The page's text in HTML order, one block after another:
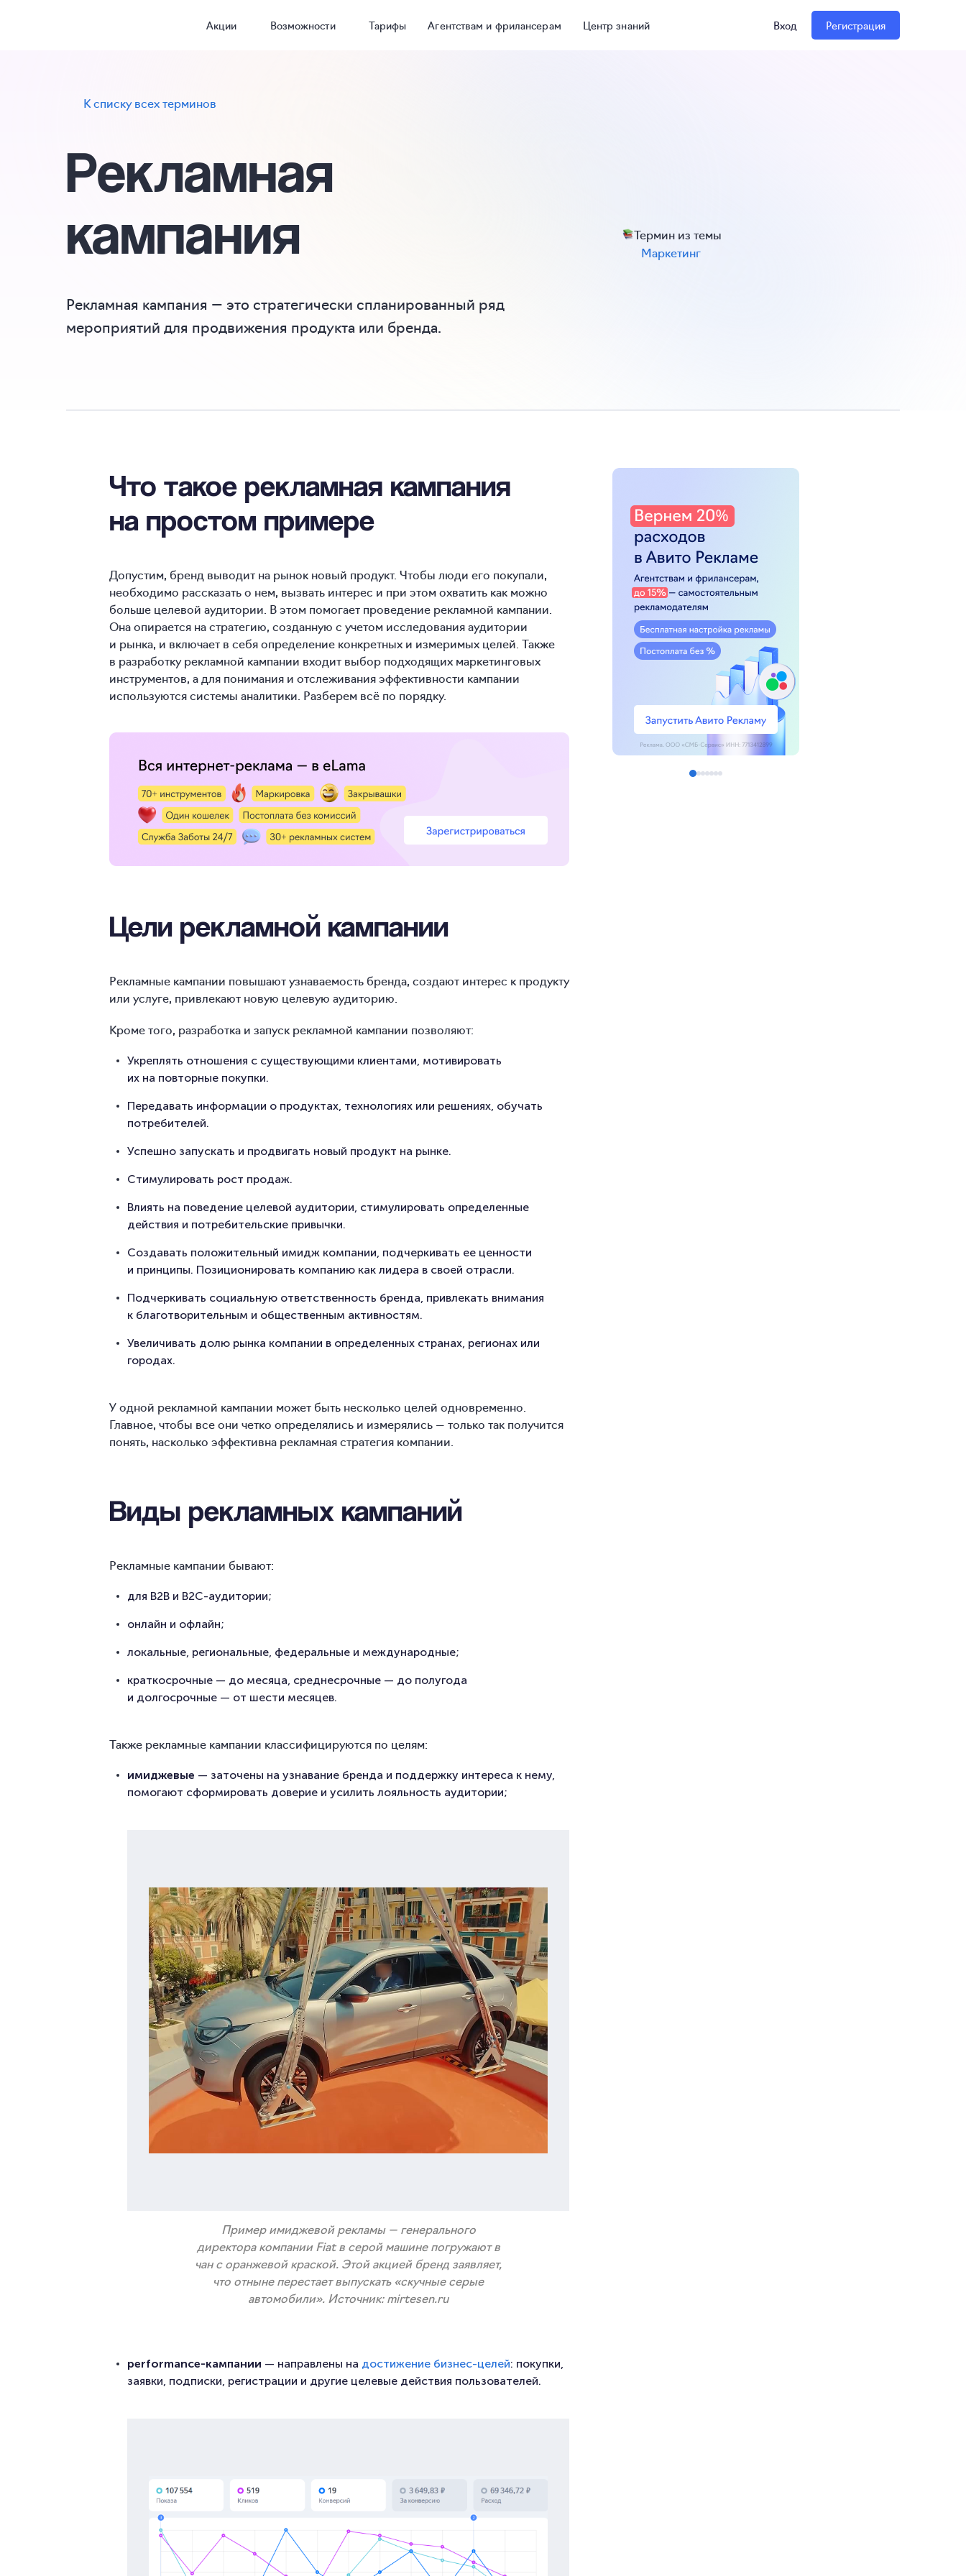
Акции Возможности Тарифы Агентствам и фрилансерам Центр знаний Вход Регистрация
К списку всех терминов
Рекламная
кампания
Термин из темы
Маркетинг
Рекламная кампания — это стратегически спланированный ряд
мероприятий для продвижения продукта или бренда.
Что такое рекламная кампания
на простом примере
Допустим, бренд выводит на рынок новый продукт. Чтобы люди его покупали,
необходимо рассказать о нем, вызвать интерес и при этом охватить как можно
больше целевой аудитории. В этом помогает проведение рекламной кампании.
Она опирается на стратегию, созданную с учетом исследования аудитории
и рынка, и включает в себя определение конкретных и измеримых целей. Также
в разработку рекламной кампании входит выбор подходящих маркетинговых
инструментов, а для понимания и отслеживания эффективности кампании
используются системы аналитики. Разберем всё по порядку.
Цели рекламной кампании
Рекламные кампании повышают узнаваемость бренда, создают интерес к продукту
или услуге, привлекают новую целевую аудиторию.
Кроме того, разработка и запуск рекламной кампании позволяют:
Укреплять отношения с существующими клиентами, мотивировать
их на повторные покупки.
Передавать информации о продуктах, технологиях или решениях, обучать
потребителей.
Успешно запускать и продвигать новый продукт на рынке.
Стимулировать рост продаж.
Влиять на поведение целевой аудитории, стимулировать определенные
действия и потребительские привычки.
Создавать положительный имидж компании, подчеркивать ее ценности
и принципы. Позиционировать компанию как лидера в своей отрасли.
Подчеркивать социальную ответственность бренда, привлекать внимания
к благотворительным и общественным активностям.
Увеличивать долю рынка компании в определенных странах, регионах или
городах.
У одной рекламной кампании может быть несколько целей одновременно.
Главное, чтобы все они четко определялись и измерялись — только так получится
понять, насколько эффективна рекламная стратегия компании.
Виды рекламных кампаний
Рекламные кампании бывают:
для B2B и B2C-аудитории;
онлайн и офлайн;
локальные, региональные, федеральные и международные;
краткосрочные — до месяца, среднесрочные — до полугода
и долгосрочные — от шести месяцев.
Также рекламные кампании классифицируются по целям:
имиджевые — заточены на узнавание бренда и поддержку интереса к нему,
помогают сформировать доверие и усилить лояльность аудитории;
Пример имиджевой рекламы — генерального
директора компании Fiat в серой машине погружают в
чан с оранжевой краской. Этой акцией бренд заявляет,
что отныне перестает выпускать «скучные серые
автомобили». Источник: mirtesen.ru
performance-кампании — направлены на достижение бизнес-целей: покупки,
заявки, подписки, регистрации и другие целевые действия пользователей.